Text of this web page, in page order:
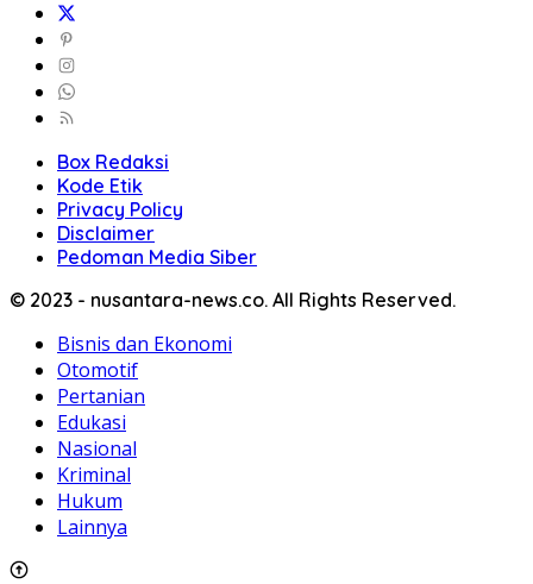
Box Redaksi
Kode Etik
Privacy Policy
Disclaimer
Pedoman Media Siber
© 2023 - nusantara-news.co. All Rights Reserved.
Bisnis dan Ekonomi
Otomotif
Pertanian
Edukasi
Nasional
Kriminal
Hukum
Lainnya